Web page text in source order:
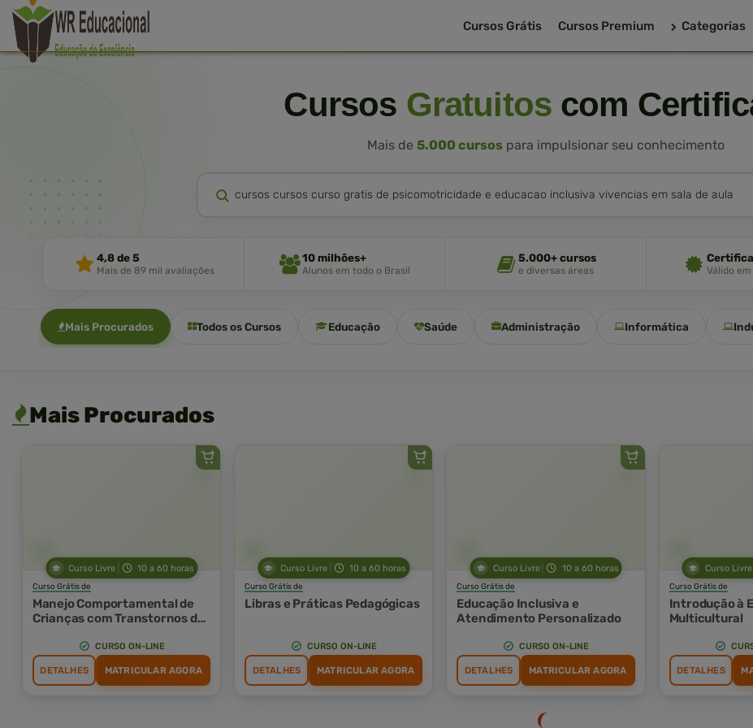
Cursos Grátis Cursos Premium Categorias
Cursos Gratuitos com
Mais de 5.000 cursos para impulsionar seu conhecimento
4,8 de 5
Mais de 89 mil avaliações
10 milhões+
Alunos em todo o Brasil
5.000+ cursos
e diversas áreas Válido
Mais Procurados Todos os Cursos Educação Saúde Administração Informática
Mais Procurados
Curso Livre 10 a 60 horas
Curso Grátis de
Manejo Comportamental de
Crianças com Transtornos do
Condição Escolar
CURSO ON-LINE
DETALHES MATRICULAR AGORA
Curso Livre 10 a 60 horas
Curso Grátis de
Libras e Práticas Pedagógicas
CURSO ON-LINE
DETALHES MATRICULAR AGORA
Curso Livre 10 a 60 horas
Curso Grátis de
Educação Inclusiva e
Atendimento Personalizado
CURSO ON-LINE
DETALHES MATRICULAR AGORA
Curso Livre
Curso Grátis de
Introdução à
Multicultural
DETALHES